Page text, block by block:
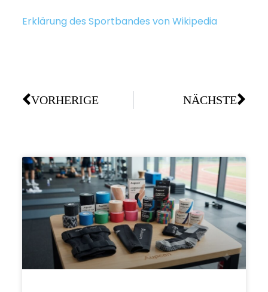
Erklärung des Sportbandes von Wikipedia
VORHERIGE NÄCHSTE